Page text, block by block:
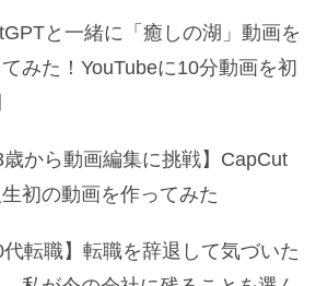
と一緒に「癒しの湖」動画を
みた！YouTubeに10分動画を初
歳から動画編集に挑戦】CapCut
初の動画を作ってみた
転職】転職を辞退して気づいた